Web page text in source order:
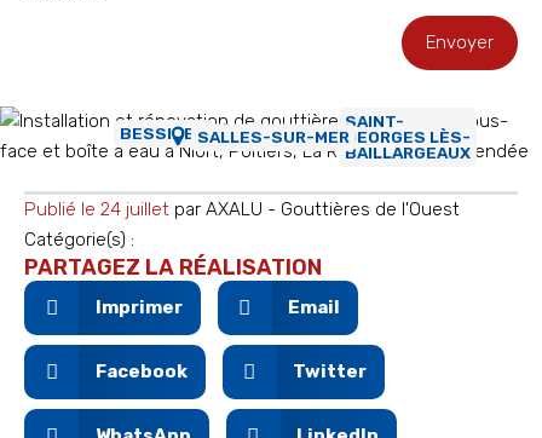
Envoyer
SAINT-
GEORGES LÈS-
BAILLARGEAUX
BESSINESSALLES-SUR-MER
Publié le 24 juillet par AXALU - Gouttières de l'Ouest
Catégorie(s) :
PARTAGEZ LA RÉALISATION
Imprimer Email
Facebook Twitter